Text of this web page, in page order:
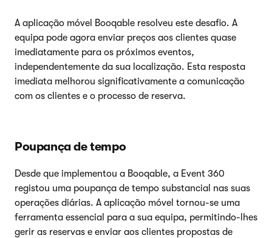
A aplicação móvel Booqable resolveu este desafio. A
equipa pode agora enviar preços aos clientes quase
imediatamente para os próximos eventos,
independentemente da sua localização. Esta resposta
imediata melhorou significativamente a comunicação
com os clientes e o processo de reserva.
Poupança de tempo
Desde que implementou a Booqable, a Event 360
registou uma poupança de tempo substancial nas suas
operações diárias. A aplicação móvel tornou-se uma
ferramenta essencial para a sua equipa, permitindo-lhes
gerir as reservas e enviar aos clientes propostas de